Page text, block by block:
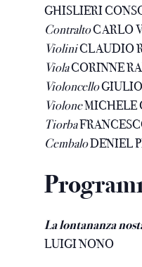
GHISLIERI
ContraltoCARLO
VioliniCLAUDIO
ViolaCORINNE
Violoncello
VioloneMICHELE
Tiorba
CembaloDENIEL
La lontananza
LUIGI NONO